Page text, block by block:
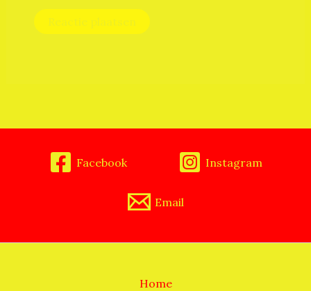
Facebook Instagram
Email
Home